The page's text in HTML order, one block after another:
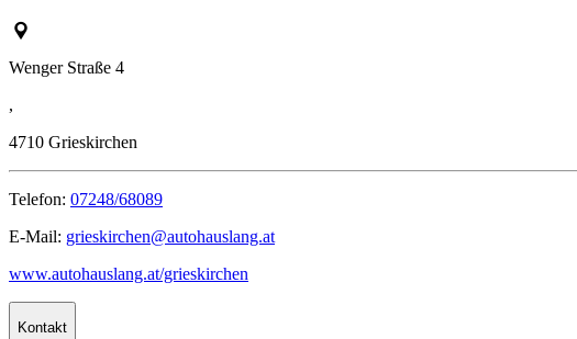
Wenger Straße 4
,
4710 Grieskirchen
Telefon: 07248/68089
E-Mail: grieskirchen@autohauslang.at
www.autohauslang.at/grieskirchen
Kontakt